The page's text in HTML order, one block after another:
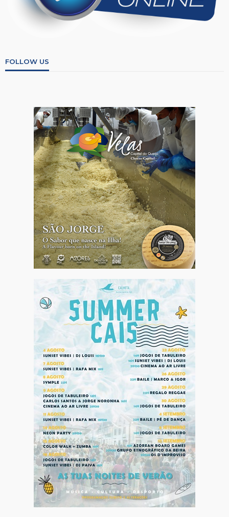
FOLLOW US